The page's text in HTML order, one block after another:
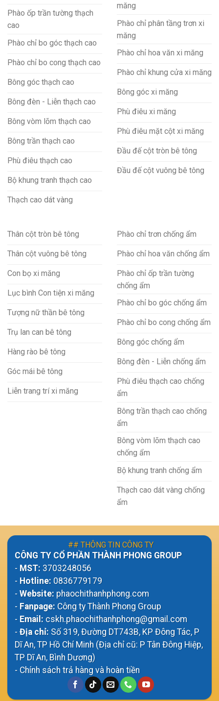
Phào ốp trần tường thạch
cao
Phào chỉ bo góc thạch cao
Phào chỉ bo cong thạch cao
Bông góc thạch cao
Bông đèn - Liễn thạch cao
Bông vòm lõm thạch cao
Bông trần thạch cao
Phù điêu thạch cao
Bộ khung tranh thạch cao
Thạch cao dát vàng
măng
Phào chỉ phân tầng trơn xi
măng
Phào chỉ hoa văn xi măng
Phào chỉ khung cửa xi măng
Bông góc xi măng
Phù điêu xi măng
Phù điêu mặt cột xi măng
Đầu đế cột tròn bê tông
Đầu đế cột vuông bê tông
Thân cột tròn bê tông
Thân cột vuông bê tông
Con bọ xi măng
Lục bình Con tiện xi măng
Tượng nữ thần bê tông
Trụ lan can bê tông
Hàng rào bê tông
Góc mái bê tông
Liễn trang trí xi măng
Phào chỉ trơn chống ẩm
Phào chỉ hoa văn chống ẩm
Phào chỉ ốp trần tường
chống ẩm
Phào chỉ bo góc chống ẩm
Phào chỉ bo cong chống ẩm
Bông góc chống ẩm
Bông đèn - Liễn chống ẩm
Phù điêu thạch cao chống
ẩm
Bông trần thạch cao chống
ẩm
Bông vòm lõm thạch cao
chống ẩm
Bộ khung tranh chống ẩm
Thạch cao dát vàng chống
ẩm
## THÔNG TIN CÔNG TY
CÔNG TY CỔ PHẦN THÀNH PHONG GROUP
- MST: 3703248056
- Hotline: 0836779179
- Website: phaochithanhphong.com
- Fanpage: Công ty Thành Phong Group
- Email: cskh.phaochithanhphong@gmail.com
- Địa chỉ: Số 319, Đường DT743B, KP Đông Tác, P
Dĩ An, TP Hồ Chí Minh (Địa chỉ cũ: P Tân Đông Hiệp,
TP Dĩ An, Bình Dương)
- Chính sách trả hàng và hoàn tiền